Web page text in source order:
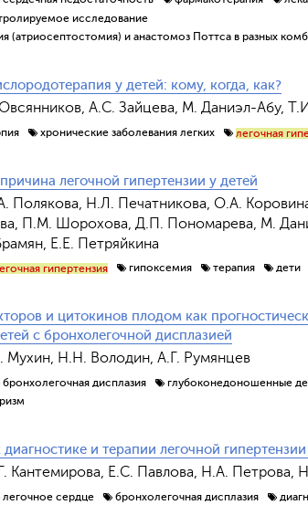
исследование
(атриосептостомия) и анастомоз Поттса в разных
у детей: кому, когда, как?
А.С. Зайцева, М. Даниэл-Абу,
хронические заболевания легких легочная
легочной гипертензии у детей
Полякова, Н.Л. Печатникова, О.А.
П.М. Шорохова, Д.П. Пономарева, М.
Е.Е. Петряйкина
гипертензия гипоксемия терапия дети
и цитокинов плодом как
с бронхолегочной дисплазией
Мухин, Н.Н. Володин, А.Г. Румянцев
бронхолегочная дисплазия глубоконедоношенные
и терапии легочной
Е.С. Павлова, Н.А. Петрова,
легочное сердце бронхолегочная дисплазия